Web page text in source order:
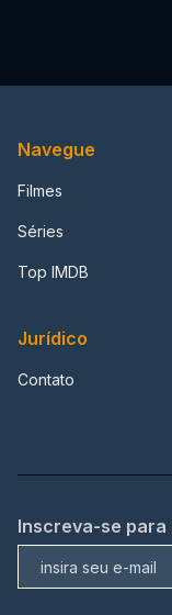
Navegue
Filmes
Séries
Top IMDB
Jurídico
Contato
Inscreva-se